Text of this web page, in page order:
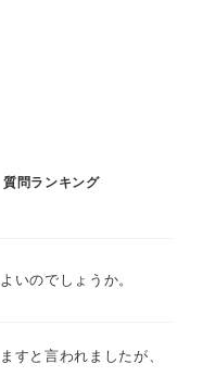
質問ランキング
いのでしょうか。
すと言われましたが、